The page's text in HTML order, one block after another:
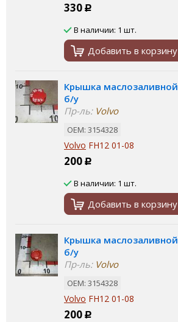
330 Р
В наличии: 1 шт.
Добавить в корзину
Крышка
б/у
Пр-ль:Volvo
ОЕМ: 3154328
Volvo FH12 01-08
200 Р
В наличии: 1 шт.
Добавить в корзину
Крышка
б/у
Пр-ль:Volvo
ОЕМ: 3154328
Volvo FH12 01-08
200 Р